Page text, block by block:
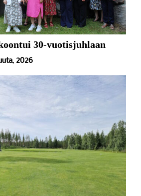
30-vuotisjuhlaan
2026